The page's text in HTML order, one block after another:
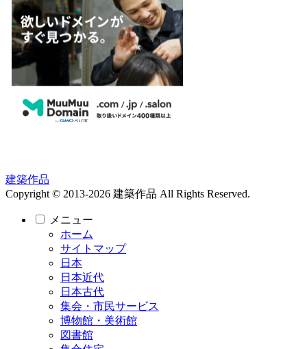
建築作品
Copyright © 2013-2026 建築作品 All Rights Reserved.
メニュー
ホーム
サイトマップ
日本
日本近代
日本古代
集会・市民サービス
博物館・美術館
図書館